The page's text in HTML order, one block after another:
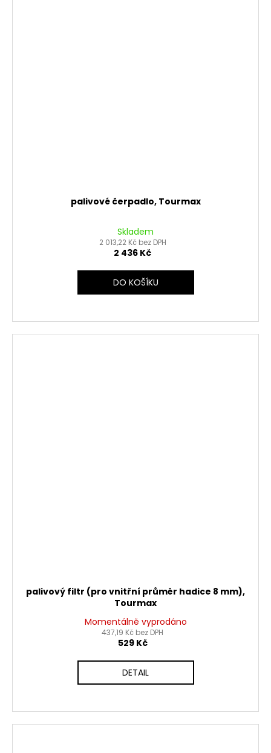
palivové čerpadlo, Tourmax
Skladem
2 013,22 Kč bez DPH
2 436 Kč
DO KOŠÍKU
palivový filtr (pro vnitřní průměr hadice 8 mm),
Tourmax
Momentálně vyprodáno
437,19 Kč bez DPH
529 Kč
DETAIL